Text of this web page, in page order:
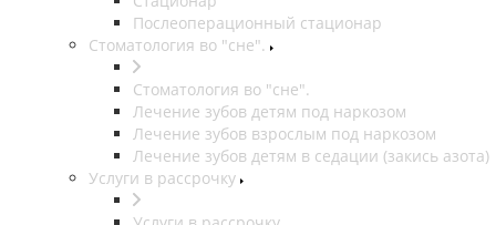
Послеоперационный стационар
Стоматология во "сне".
Стоматология во "сне".
Лечение зубов детям под наркозом
Лечение зубов взрослым под наркозом
Лечение зубов детям в седации (закись азота)
Услуги в рассрочку